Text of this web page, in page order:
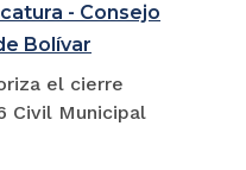
- Consejo
Bolívar
el cierre
Civil Municipal